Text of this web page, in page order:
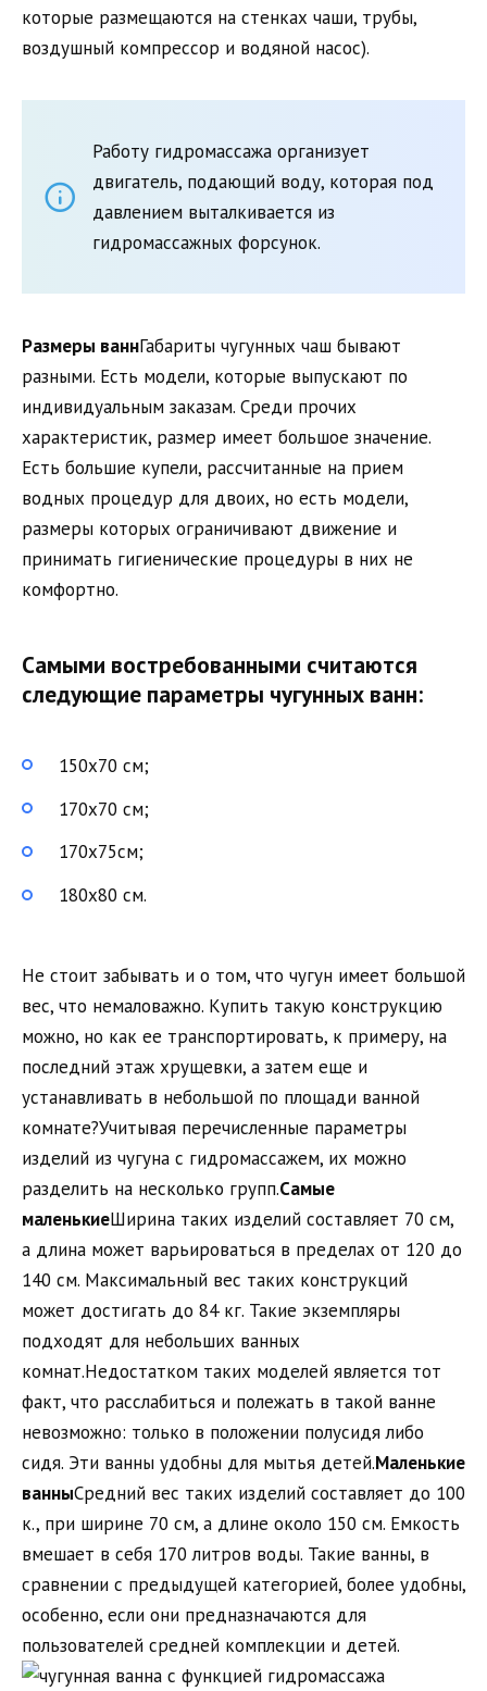
которые размещаются на стенках чаши, трубы,
воздушный компрессор и водяной насос).
Работу гидромассажа организует
двигатель, подающий воду, которая под
давлением выталкивается из
гидромассажных форсунок.
Размеры ваннГабариты чугунных чаш бывают
разными. Есть модели, которые выпускают по
индивидуальным заказам. Среди прочих
характеристик, размер имеет большое значение.
Есть большие купели, рассчитанные на прием
водных процедур для двоих, но есть модели,
размеры которых ограничивают движение и
принимать гигиенические процедуры в них не
комфортно.
Самыми востребованными считаются
следующие параметры чугунных ванн:
150х70 см;
170х70 см;
170х75см;
180х80 см.
Не стоит забывать и о том, что чугун имеет большой
вес, что немаловажно. Купить такую конструкцию
можно, но как ее транспортировать, к примеру, на
последний этаж хрущевки, а затем еще и
устанавливать в небольшой по площади ванной
комнате?Учитывая перечисленные параметры
изделий из чугуна с гидромассажем, их можно
разделить на несколько групп.Самые
маленькиеШирина таких изделий составляет 70 см,
а длина может варьироваться в пределах от 120 до
140 см. Максимальный вес таких конструкций
может достигать до 84 кг. Такие экземпляры
подходят для небольших ванных
комнат.Недостатком таких моделей является тот
факт, что расслабиться и полежать в такой ванне
невозможно: только в положении полусидя либо
сидя. Эти ванны удобны для мытья детей.Маленькие
ванныСредний вес таких изделий составляет до 100
к., при ширине 70 см, а длине около 150 см. Емкость
вмешает в себя 170 литров воды. Такие ванны, в
сравнении с предыдущей категорией, более удобны,
особенно, если они предназначаются для
пользователей средней комплекции и детей.